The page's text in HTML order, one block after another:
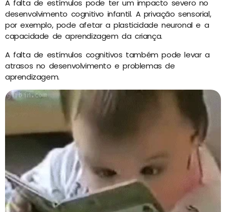
A falta de estímulos pode ter um impacto severo no
desenvolvimento cognitivo infantil. A privação sensorial,
por exemplo, pode afetar a plasticidade neuronal e a
capacidade de aprendizagem da criança.
A falta de estímulos cognitivos também pode levar a
atrasos no desenvolvimento e problemas de
aprendizagem.